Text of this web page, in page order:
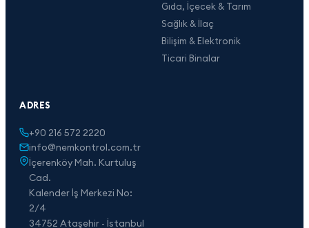
Gıda, İçecek & Tarım
Sağlık & İlaç
Bilişim & Elektronik
Ticari Binalar
ADRES
+90 216 572 2220
info@nemkontrol.com.tr
İçerenköy Mah. Kurtuluş
Cad.
Kalender İş Merkezi No:
2/4
34752 Ataşehir - İstanbul